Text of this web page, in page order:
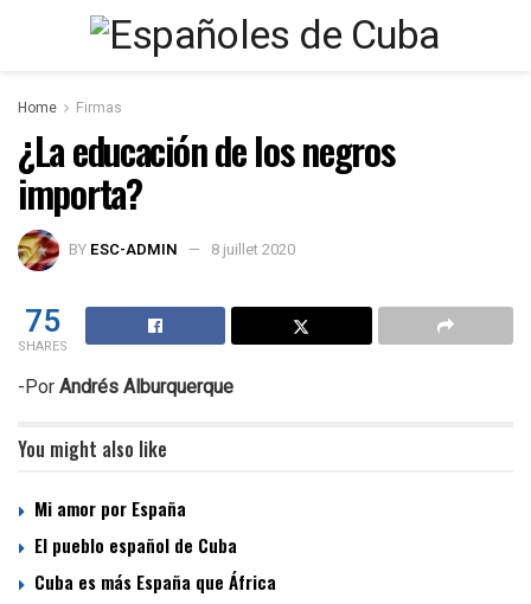
Home Firmas
¿La educación de los negros
importa?
BY ESC-ADMIN 8 juillet 2020
75
SHARES
-Por Andrés Alburquerque
You might also like
Mi amor por España
El pueblo español de Cuba
Cuba es más España que África